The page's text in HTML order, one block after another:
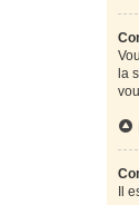
la
Il